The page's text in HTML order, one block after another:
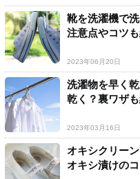
靴を洗濯機で
注意点やコツ
2023年06月20日
洗濯物を早く
乾く？裏ワザも
2023年03月16日
オキシクリー
オキシ漬けの